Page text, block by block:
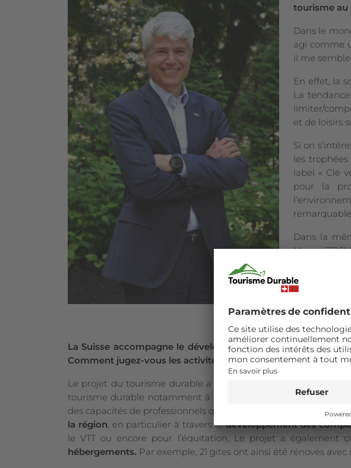
tourisme au
Dans le
agi comme
il me
En effet, la
La
limiter/
et de loisirs
Si on
les
label « Clé
pour la
Dans la
Maroc
La Suisse accompagne le développement du tourisme
Comment jugez-vous les activités déjà réalisées et avez-
Le projet du tourisme durable a atteint de nombreux
tourisme durable notamment à travers l’amélioration des
des capacités de professionnels qualifiés. Ainsi, au niveau des
la région , en particulier à travers ledéveloppement des
le VTT ou encore pour l’équitation. Le projet a également
hébergements. Par exemple, 21 gites ont ainsi été rénovés